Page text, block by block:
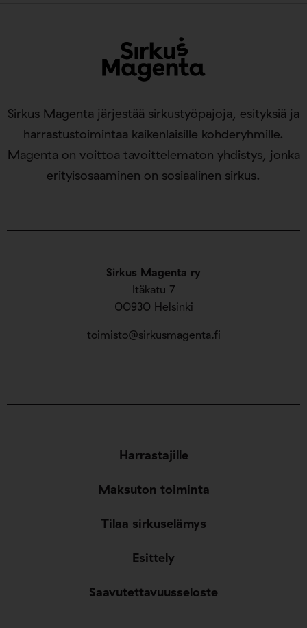
Sirkus Magenta ry
Itäkatu 7
00930 Helsinki
toimisto@sirkusmagenta.fi
Sirkus Magenta järjestää sirkustyöpajoja, esityksiä ja
harrastustoimintaa kaikenlaisille kohderyhmille.
Magenta on voittoa tavoittelematon yhdistys, jonka
erityisosaaminen on sosiaalinen sirkus.
Harrastajille
Maksuton toiminta
Tilaa sirkuselämys
Esittely
Saavutettavuusseloste